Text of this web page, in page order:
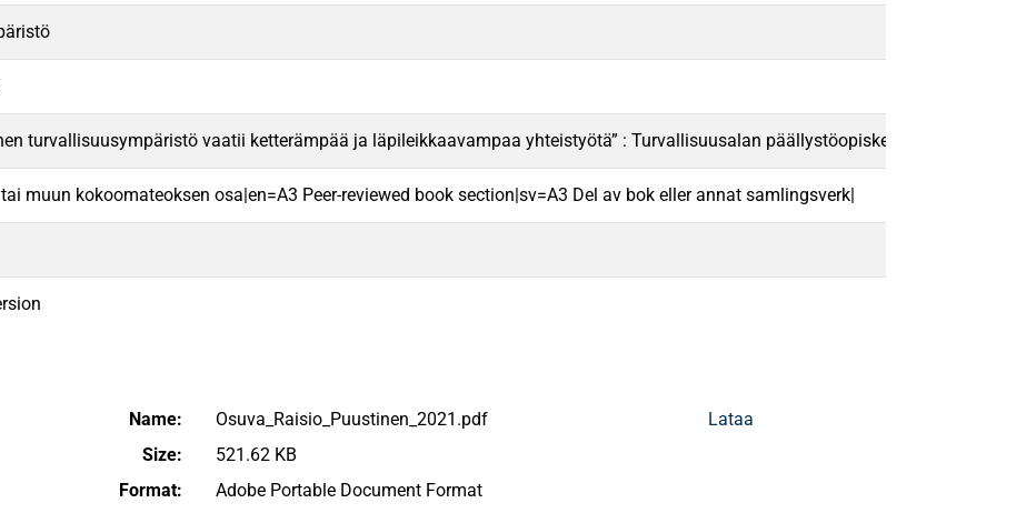
turvallisuusympäristö vaatii ketterämpää ja läpileikkaavampaa yhteistyötä” : Turvallisuusalan päällystöopiskelijoiden
muun kokoomateoksen osa|en=A3 Peer-reviewed book section|sv=A3 Del av bok eller annat samlingsverk|
Name:
Osuva_Raisio_Puustinen_2021.pdf
Size:
521.62 KB
Format:
Adobe Portable Document Format
Lataa